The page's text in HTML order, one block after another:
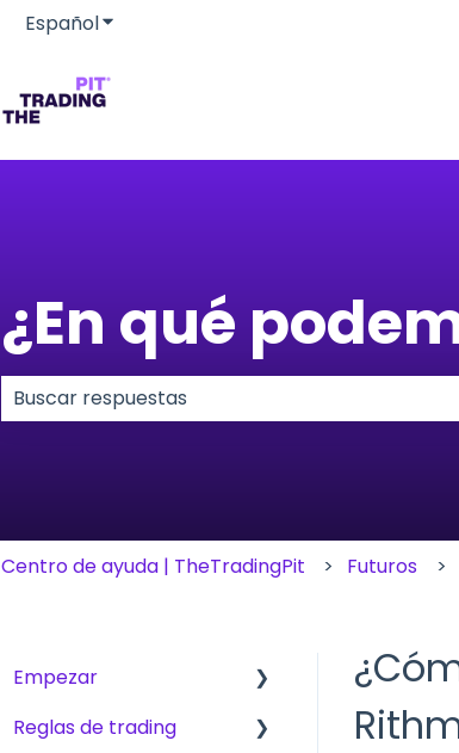
EspañolTraducciones de Mostrar submenú de
¿En qué
Centro de ayuda | TheTradingPit Futuros
Empezar
Primeros pasos
Reglas de trading